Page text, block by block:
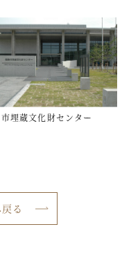
埋蔵文化財センター
る